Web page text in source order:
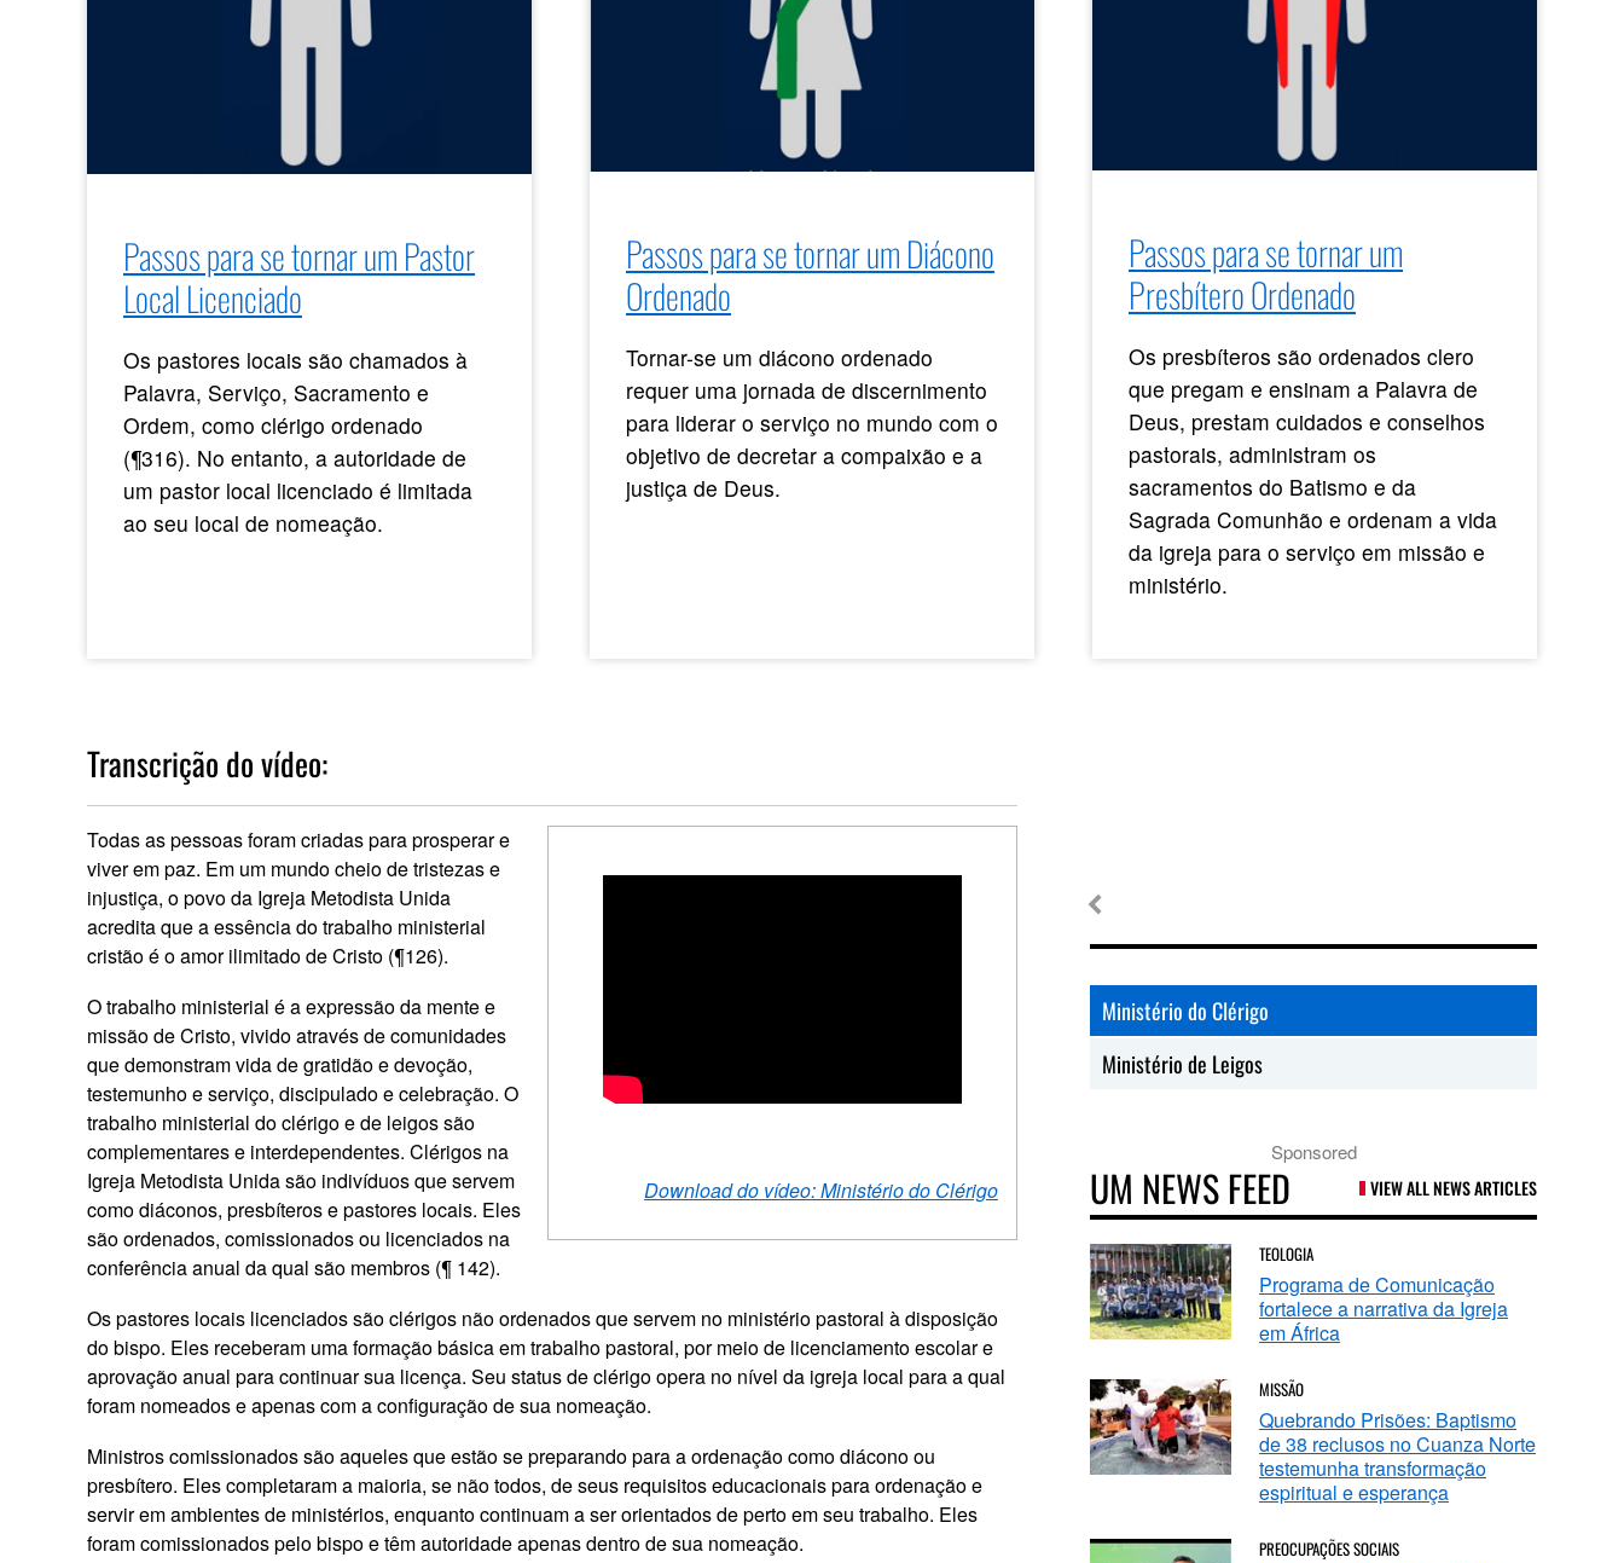
Passos para se tornar um Pastor
Local Licenciado
Os pastores locais são chamados à
Palavra, Serviço, Sacramento e
Ordem, como clérigo ordenado
(¶316). No entanto, a autoridade de
um pastor local licenciado é limitada
ao seu local de nomeação.
Passos para se tornar um Diácono
Ordenado
Tornar-se um diácono ordenado
requer uma jornada de discernimento
para liderar o serviço no mundo com o
objetivo de decretar a compaixão e a
justiça de Deus.
Passos para se tornar um
Presbítero Ordenado
Os presbíteros são ordenados clero
que pregam e ensinam a Palavra de
Deus, prestam cuidados e conselhos
pastorais, administram os
sacramentos do Batismo e da
Sagrada Comunhão e ordenam a vida
da igreja para o serviço em missão e
ministério.
Transcrição do vídeo:
Download do vídeo: Ministério do Clérigo
Todas as pessoas foram criadas para prosperar e
viver em paz. Em um mundo cheio de tristezas e
injustiça, o povo da Igreja Metodista Unida
acredita que a essência do trabalho ministerial
cristão é o amor ilimitado de Cristo (¶126).
O trabalho ministerial é a expressão da mente e
missão de Cristo, vivido através de comunidades
que demonstram vida de gratidão e devoção,
testemunho e serviço, discipulado e celebração. O
trabalho ministerial do clérigo e de leigos são
complementares e interdependentes. Clérigos na
Igreja Metodista Unida são indivíduos que servem
como diáconos, presbíteros e pastores locais. Eles
são ordenados, comissionados ou licenciados na
conferência anual da qual são membros (¶ 142).
Os pastores locais licenciados são clérigos não ordenados que servem no ministério pastoral à disposição
do bispo. Eles receberam uma formação básica em trabalho pastoral, por meio de licenciamento escolar e
aprovação anual para continuar sua licença. Seu status de clérigo opera no nível da igreja local para a qual
foram nomeados e apenas com a configuração de sua nomeação.
Ministros comissionados são aqueles que estão se preparando para a ordenação como diácono ou
presbítero. Eles completaram a maioria, se não todos, de seus requisitos educacionais para ordenação e
servir em ambientes de ministérios, enquanto continuam a ser orientados de perto em seu trabalho. Eles
foram comissionados pelo bispo e têm autoridade apenas dentro de sua nomeação.
Ministério do Clérigo
Ministério de Leigos
Sponsored
UM NEWS FEED VIEW ALL NEWS ARTICLES
TEOLOGIA
Programa de Comunicação
fortalece a narrativa da Igreja
em África
MISSÃO
Quebrando Prisões: Baptismo
de 38 reclusos no Cuanza Norte
testemunha transformação
espiritual e esperança
PREOCUPAÇÕES SOCIAIS